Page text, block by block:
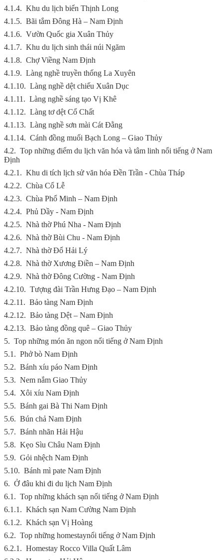
4.1.4. Khu du lịch biển Thịnh Long
4.1.5. Bãi tắm Đông Hà – Nam Định
4.1.6. Vườn Quốc gia Xuân Thủy
4.1.7. Khu du lịch sinh thái núi Ngăm
4.1.8. Chợ Viềng Nam Định
4.1.9. Làng nghề truyền thống La Xuyên
4.1.10. Làng nghề dệt chiếu Xuân Dục
4.1.11. Làng nghề sáng tạo Vị Khê
4.1.12. Làng tơ dệt Cổ Chất
4.1.13. Làng nghề sơn mài Cát Đằng
4.1.14. Cánh đồng muối Bạch Long – Giao Thủy
4.2. Top những điểm du lịch văn hóa và tâm linh nổi tiếng ở Nam
Định
4.2.1. Khu di tích lịch sử văn hóa Đền Trần - Chùa Tháp
4.2.2. Chùa Cổ Lễ
4.2.3. Chùa Phổ Minh – Nam Định
4.2.4. Phủ Dầy - Nam Định
4.2.5. Nhà thờ Phú Nha - Nam Định
4.2.6. Nhà thờ Bùi Chu - Nam Định
4.2.7. Nhà thờ Đổ Hải Lý
4.2.8. Nhà thờ Xương Điền – Nam Định
4.2.9. Nhà thờ Đông Cường - Nam Định
4.2.10. Tượng đài Trần Hưng Đạo – Nam Định
4.2.11. Bảo tàng Nam Định
4.2.12. Bảo tàng Dệt – Nam Định
4.2.13. Bảo tàng đồng quê – Giao Thủy
5. Top những món ăn ngon nổi tiếng ở Nam Định
5.1. Phở bò Nam Định
5.2. Bánh xíu páo Nam Định
5.3. Nem nắm Giao Thủy
5.4. Xôi xíu Nam Định
5.5. Bánh gai Bà Thi Nam Định
5.6. Bún chả Nam Định
5.7. Bánh nhãn Hải Hậu
5.8. Kẹo Sìu Châu Nam Định
5.9. Gỏi nhệch Nam Định
5.10. Bánh mì pate Nam Định
6. Ở đâu khi đi du lịch Nam Định
6.1. Top những khách sạn nổi tiếng ở Nam Định
6.1.1. Khách sạn Nam Cường Nam Định
6.1.2. Khách sạn Vị Hoàng
6.2. Top những homestaynổi tiếng ở Nam Định
6.2.1. Homestay Rocco Villa Quất Lâm